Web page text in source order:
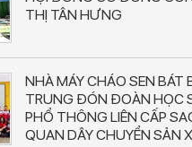
THỊ TÂN HƯNG
NHÀ MÁY CHÁO SEN BÁT
TRUNG ĐÓN ĐOÀN HỌC
PHỔ THÔNG LIÊN CẤP
QUAN DÂY CHUYỂN SẢN